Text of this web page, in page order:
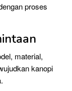
proses
material,
kanopi